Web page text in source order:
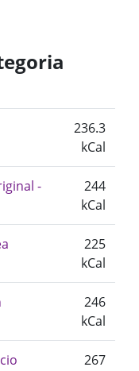
236.3
kCal
-
244
kCal
225
kCal
246
kCal
267